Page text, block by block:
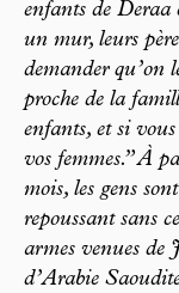
enfants de Deraa
un mur, leurs
demander qu’on
proche de la
enfants, et si
vos femmes.” À
mois, les gens
repoussant sans
armes venues
d’Arabie